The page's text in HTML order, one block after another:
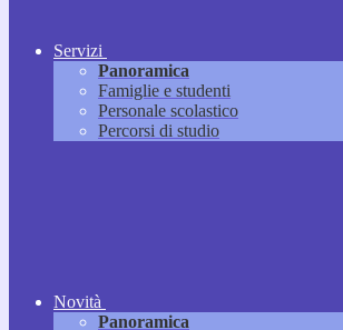
Servizi
Panoramica
Famiglie e studenti
Personale scolastico
Percorsi di studio
Novità
Panoramica